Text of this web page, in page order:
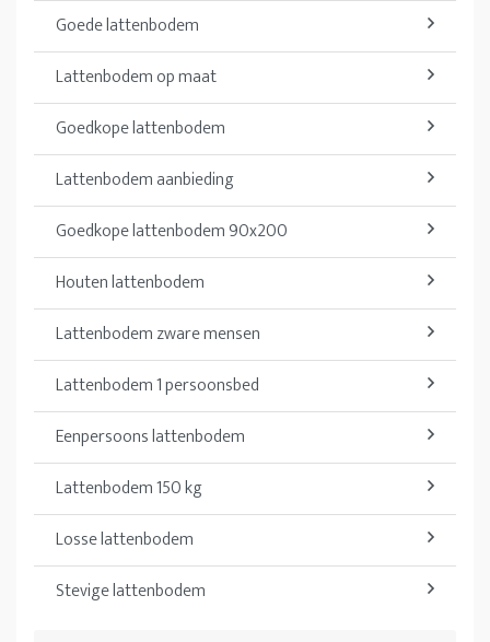
Goede lattenbodem
Lattenbodem op maat
Goedkope lattenbodem
Lattenbodem aanbieding
Goedkope lattenbodem 90x200
Houten lattenbodem
Lattenbodem zware mensen
Lattenbodem 1 persoonsbed
Eenpersoons lattenbodem
Lattenbodem 150 kg
Losse lattenbodem
Stevige lattenbodem